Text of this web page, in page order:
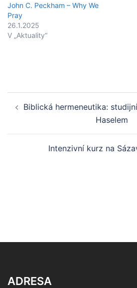
John C. Peckham – Why We
Pray
26.1.2025
V „Aktuality“
navigation
Biblická hermeneutika:
Haselem
Intenzivní kurz na
ADRESA